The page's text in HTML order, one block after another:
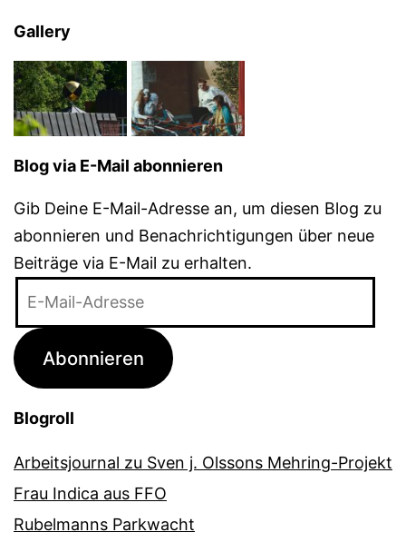
Gallery
Blog via E-Mail abonnieren
Gib Deine E-Mail-Adresse an, um diesen Blog zu
abonnieren und Benachrichtigungen über neue
Beiträge via E-Mail zu erhalten.
Adresse
Abonnieren
Blogroll
Arbeitsjournal zu Sven j. Olssons Mehring-Projekt
Frau Indica aus FFO
Rubelmanns Parkwacht